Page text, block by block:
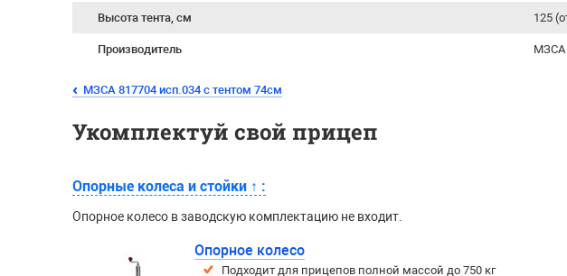
Высота тента, см 125
Производитель МЗСА
МЗСА 817704 исп.034 с тентом 74см
Укомплектуй свой прицеп
Опорные колеса и стойки ↑ :
Опорное колесо в заводскую комплектацию не входит.
Опорное колесо
Подходит для прицепов полной массой до 750 кг